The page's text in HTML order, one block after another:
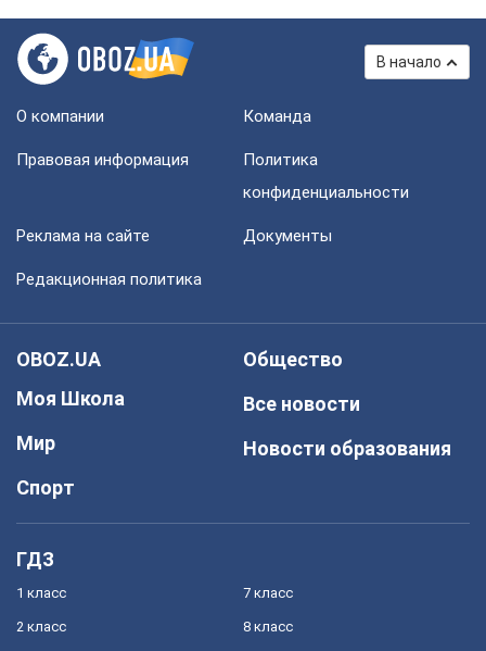
В начало
О компании Команда
Правовая информация
Политика
конфиденциальности
Реклама на сайте Документы
Редакционная политика
OBOZ.UA
Моя Школа
Мир
Спорт
Общество
Все новости
Новости образования
ГДЗ
1 класс
2 класс
7 класс
8 класс